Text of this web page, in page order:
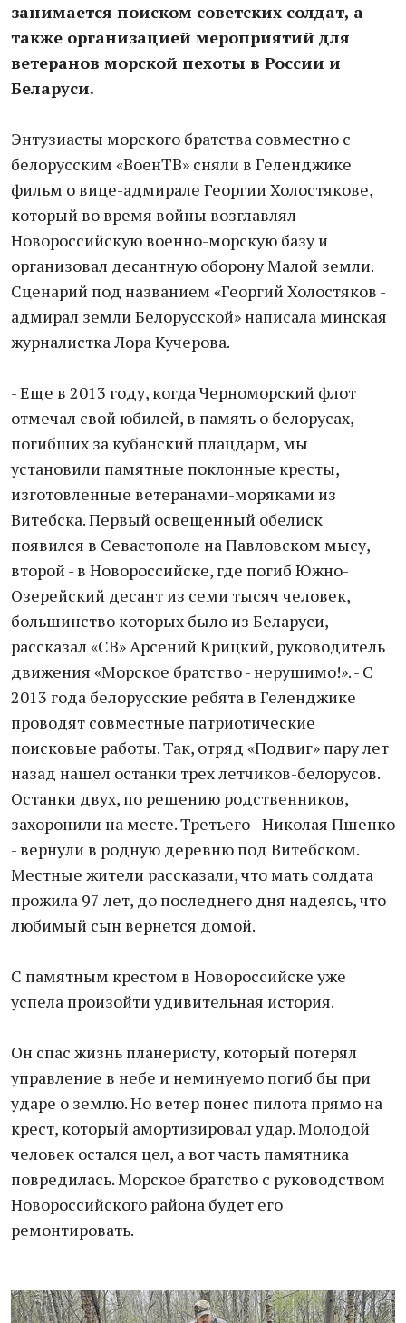
занимается поиском советских солдат, а
также организацией мероприятий для
ветеранов морской пехоты в России и
Беларуси.
Энтузиасты морского братства совместно с
белорусским «ВоенТВ» сняли в Геленджике
фильм о вице-адмирале Георгии Холостякове,
который во время войны возглавлял
Новороссийскую военно-морскую базу и
организовал десантную оборону Малой земли.
Сценарий под названием «Георгий Холостяков -
адмирал земли Белорусской» написала минская
журналистка Лора Кучерова.
- Еще в 2013 году, когда Черноморский флот
отмечал свой юбилей, в память о белорусах,
погибших за кубанский плацдарм, мы
установили памятные поклонные кресты,
изготовленные ветеранами-моряками из
Витебска. Первый освещенный обелиск
появился в Севастополе на Павловском мысу,
второй - в Новороссийске, где погиб Южно-
Озерейский десант из семи тысяч человек,
большинство которых было из Беларуси, -
рассказал «СВ» Арсений Крицкий, руководитель
движения «Морское братство - нерушимо!». - С
2013 года белорусские ребята в Геленджике
проводят совместные патриотические
поисковые работы. Так, отряд «Подвиг» пару лет
назад нашел останки трех летчиков-белорусов.
Останки двух, по решению родственников,
захоронили на месте. Третьего - Николая Пшенко
- вернули в родную деревню под Витебском.
Местные жители рассказали, что мать солдата
прожила 97 лет, до последнего дня надеясь, что
любимый сын вернется домой.
С памятным крестом в Новороссийске уже
успела произойти удивительная история.
Он спас жизнь планеристу, который потерял
управление в небе и неминуемо погиб бы при
ударе о землю. Но ветер понес пилота прямо на
крест, который амортизировал удар. Молодой
человек остался цел, а вот часть памятника
повредилась. Морское братство с руководством
Новороссийского района будет его
ремонтировать.